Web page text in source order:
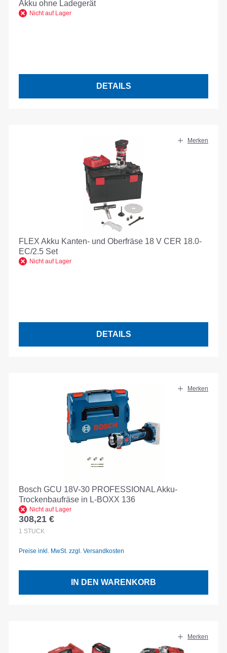
Akku ohne Ladegerät
Nicht auf Lager
DETAILS
Merken
FLEX Akku Kanten- und Oberfräse 18 V CER 18.0-
EC/2.5 Set
Nicht auf Lager
DETAILS
Merken
Bosch GCU 18V-30 PROFESSIONAL Akku-
Trockenbaufräse in L-BOXX 136
Nicht auf Lager
Regulärer Preis:
308,21 €
1 STÜCK
Preise inkl. MwSt. zzgl. Versandkosten
IN DEN WARENKORB
Merken